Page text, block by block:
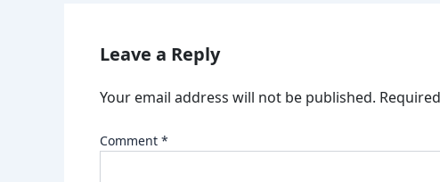
Leave a Reply
Your email address will not be published.
Comment *